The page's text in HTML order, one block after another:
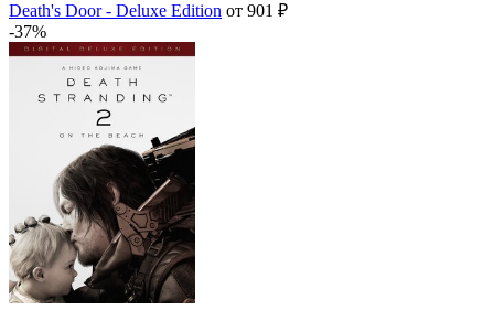
Death's Door - Deluxe Edition от 901 ₽
-37%